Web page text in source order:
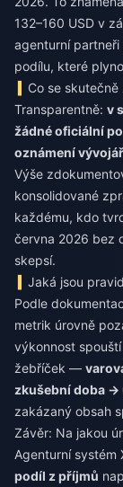
132–160 USD v
agenturní
podílu, které
Co se
Transparentně: v
žádné oficiální
oznámení
Výše
konsolidované
každému, kdo
června 2026 bez
skepsí.
Jaká jsou
Podle
metrik úrovně
výkonnost
žebříček —
zkušební doba →
zakázaný obsah
Závěr: Na jakou
Agenturní systém
podíl z příjmů